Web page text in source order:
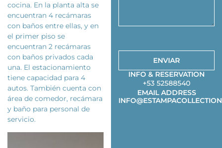
cocina. En la planta alta se
encuentran 4 recámaras
con baños entre ellas, y en
el primer piso se
encuentran 2 recámaras
con baños privados cada
una. El estacionamiento
tiene capacidad para 4
autos. También cuenta con
área de comedor, recámara
y baño para personal de
servicio.
ENVIAR
INFO & RESERVATION
+53 52588540
EMAIL ADDRESS